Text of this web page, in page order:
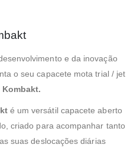
e da inovação
o seu capacete mota trial / jet
Kombakt.
é um versátil capacete aberto
criado para acompanhar tanto
suas deslocações diárias